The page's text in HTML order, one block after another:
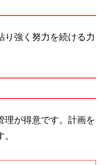
り強く努力を続ける力
理が得意です。計画を